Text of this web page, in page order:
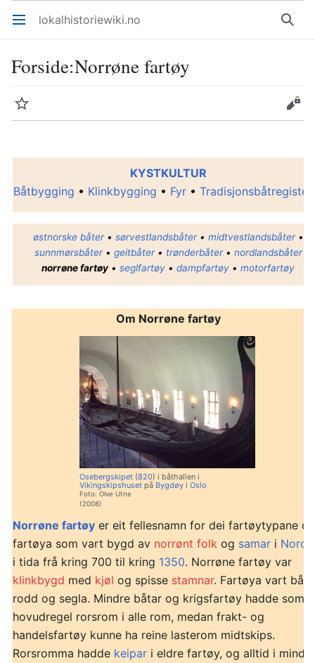
Åpne hovedmenyen lokalhistoriewiki.no Søk
Forside:Norrøne fartøy
Overvåk Rediger
KYSTKULTUR
Båtbygging • Klinkbygging • Fyr •
østnorske båter• sørvestlandsbåter• midtvestlandsbåter•
sunnmørsbåter• geitbåter• trønderbåter• nordlandsbåter
norrøne fartøy • seglfartøy • dampfartøy • motorfartøy
Om Norrøne fartøy
Osebergskipet (820) i båthallen i
Vikingskipshuset på Bygdøy i Oslo
Foto: Olve Utne
(2008)
Norrøne fartøy er eit fellesnamn for dei fartøytypane og
fartøya som vart bygd av norrønt folk og samar i
i tida frå kring 700 til kring 1350. Norrøne fartøy var
klinkbygd med kjøl og spisse stamnar. Fartøya vart
rodd og segla. Mindre båtar og krigsfartøy hadde som
hovudregel rorsrom i alle rom, medan frakt- og
handelsfartøy kunne ha reine lasterom midtskips.
Rorsromma hadde keipar i eldre fartøy, og alltid i mindre